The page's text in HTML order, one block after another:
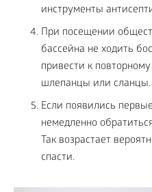
инструменты
При посещении
бассейна не ходить
привести к
шлепанцы или сланцы.
Если появились
немедленно
Так возрастает
спасти.